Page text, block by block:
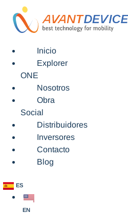
Inicio
Explorer
ONE
Nosotros
Obra
Social
Distribuidores
Inversores
Contacto
Blog
ES
EN